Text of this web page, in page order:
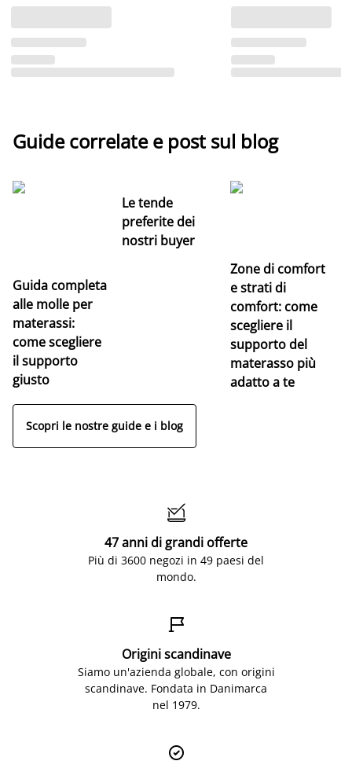
Guide correlate e post sul blog
Guida completa
alle molle per
materassi:
come scegliere
il supporto
giusto
Le tende
preferite dei
nostri buyer
Zone di comfort
e strati di
comfort: come
scegliere il
supporto del
materasso più
adatto a te
Scopri le nostre guide e i blog

47 anni di grandi offerte
Più di 3600 negozi in 49 paesi del
mondo.

Origini scandinave
Siamo un'azienda globale, con origini
scandinave. Fondata in Danimarca
nel 1979.
